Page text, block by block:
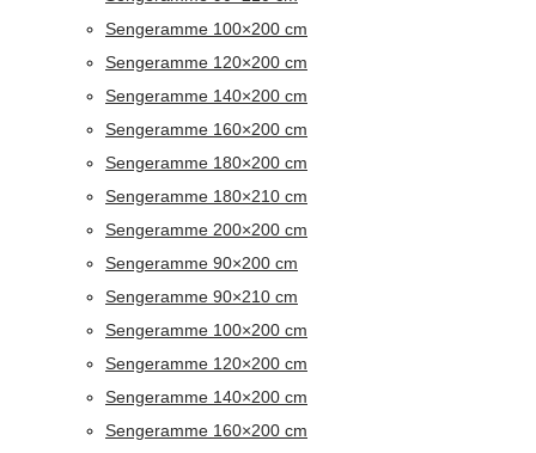
Sengeramme 100×200 cm
Sengeramme 120×200 cm
Sengeramme 140×200 cm
Sengeramme 160×200 cm
Sengeramme 180×200 cm
Sengeramme 180×210 cm
Sengeramme 200×200 cm
Sengeramme 90×200 cm
Sengeramme 90×210 cm
Sengeramme 100×200 cm
Sengeramme 120×200 cm
Sengeramme 140×200 cm
Sengeramme 160×200 cm